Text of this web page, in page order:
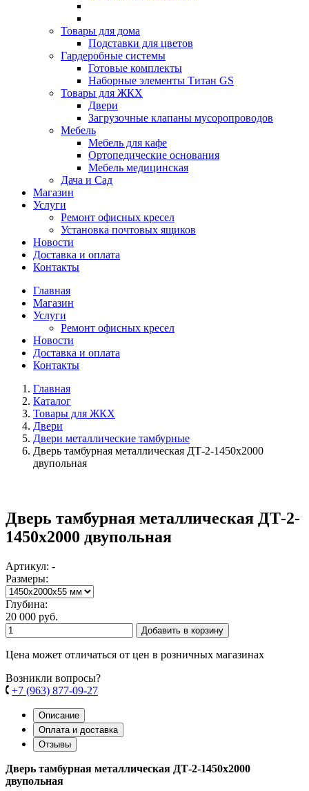
Товары для дома
Подставки для цветов
Гардеробные системы
Готовые комплекты
Наборные элементы Титан GS
Товары для ЖКХ
Двери
Загрузочные клапаны мусоропроводов
Мебель
Мебель для кафе
Ортопедические основания
Мебель медицинская
Дача и Сад
Магазин
Услуги
Ремонт офисных кресел
Установка почтовых ящиков
Новости
Доставка и оплата
Контакты
Главная
Магазин
Услуги
Ремонт офисных кресел
Новости
Доставка и оплата
Контакты
Главная
Каталог
Товары для ЖКХ
Двери
Двери металлические тамбурные
Дверь тамбурная металлическая ДТ-2-1450х2000
двупольная
Дверь тамбурная металлическая ДТ-2-
1450х2000 двупольная
Артикул: -
Размеры:
Глубина:
20 000 руб.
Добавить в корзину
Цена может отличаться от цен в розничных магазинах
Возникли вопросы?
+7 (963) 877-09-27
Описание
Оплата и доставка
Отзывы
Дверь тамбурная металлическая ДТ-2-1450х2000
двупольная